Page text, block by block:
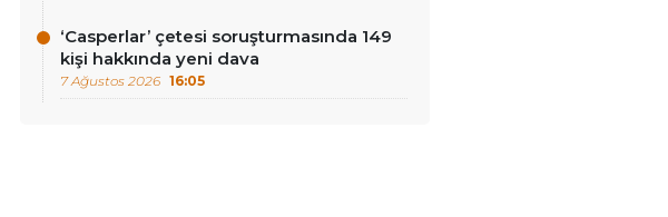
‘Casperlar’ çetesi soruşturmasında 149
kişi hakkında yeni dava
7 Ağustos 2026 16:05